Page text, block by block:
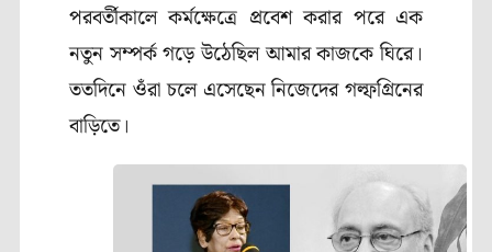
পরবর্তীকালে কর্মক্ষেত্রে প্রবেশ করার পরে এক
নতুন সম্পর্ক গড়ে উঠেছিল আমার কাজকে ঘিরে।
ততদিনে ওঁরা চলে এসেছেন নিজেদের গল্ফগ্রিনের
বাড়িতে।